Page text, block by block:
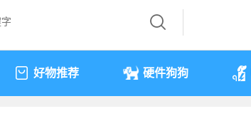
好物推荐 硬件狗狗